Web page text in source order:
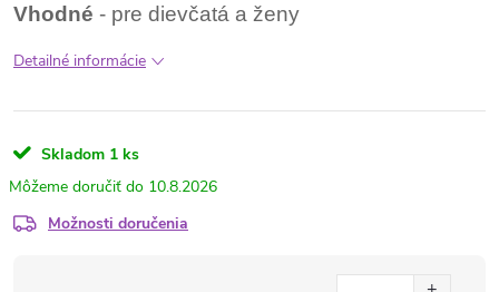
Vhodné - pre dievčatá a ženy
Detailné informácie
Skladom 1 ks
10.8.2026
Možnosti doručenia